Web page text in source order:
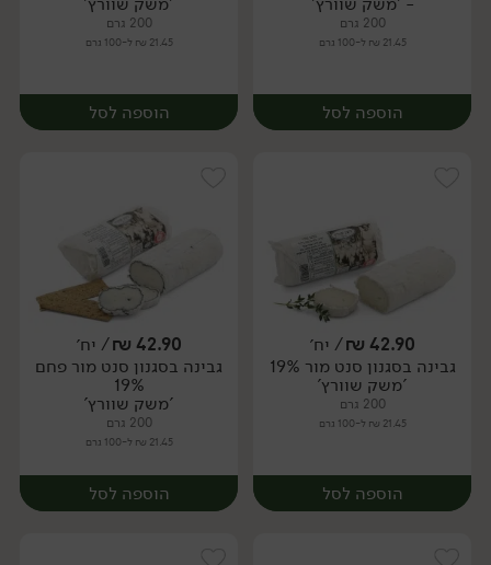
200 גרם
21.45 ₪ ל-100 גרם
הוספה לסל
יח׳
200 גרם
21.45 ₪ ל-100 גרם
הוספה לסל
יח׳
42.90
₪/ יח׳
גבינה בסגנון סנט מור 19%
'משק שוורץ'
200 גרם
21.45 ₪ ל-100 גרם
הוספה לסל
42.90
₪/ יח׳
גבינה בסגנון סנט מור פחם
19%
'משק שוורץ'
200 גרם
21.45 ₪ ל-100 גרם
הוספה לסל